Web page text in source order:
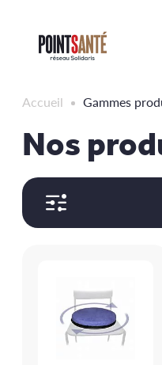
contenu
Accueil Gammes
Nos